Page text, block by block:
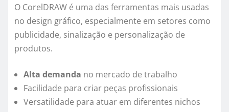
O CorelDRAW é uma das ferramentas mais usadas
no design gráfico, especialmente em setores como
publicidade, sinalização e personalização de
produtos.
Alta demanda no mercado de trabalho
Facilidade para criar peças profissionais
Versatilidade para atuar em diferentes nichos